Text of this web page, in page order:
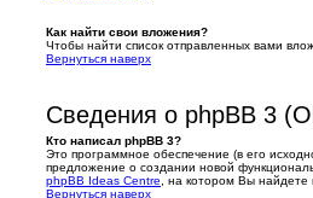
Как найти свои вложения?
Чтобы найти список отправленных вами
Вернуться наверх
Сведения о phpBB 3
Кто написал phpBB 3?
Это программное обеспечение (в его
предложение о создании новой
phpBB Ideas Centre , на котором Вы
Вернуться наверх